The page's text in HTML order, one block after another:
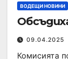
ВОДЕЩИ НОВИНИ
09.04.2025
Комисията